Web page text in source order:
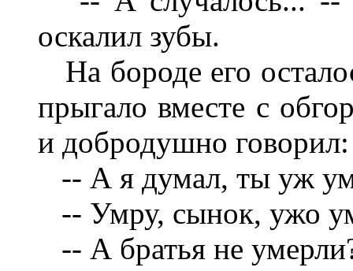
оскалил зубы.
На бороде его
прыгало вместе с
и добродушно говорил:
-- А я думал, ты уж
-- Умру, сынок, ужо
-- А братья не